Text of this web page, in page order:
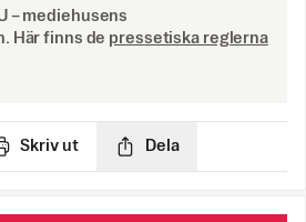
– mediehusens
Här finns de pressetiska reglerna
Skriv ut Dela